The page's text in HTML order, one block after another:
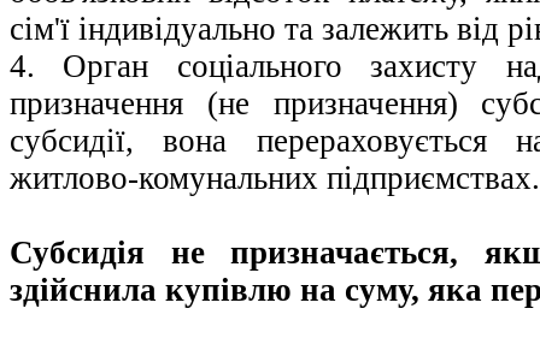
сім'ї індивідуально та залежить від
4. Орган соціального захисту
призначення (не призначення)
субсидії, вона
житлово-комунальних підприємствах.
Субсидія не призначається,
здійснила купівлю на суму, яка